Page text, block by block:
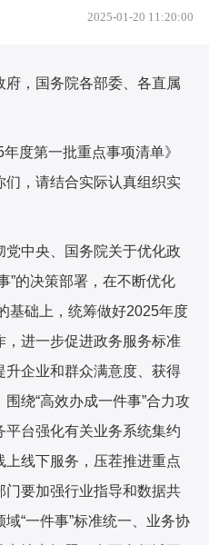
2025-01-20 11:20:00
，国务院各部委、各直属
年度第一批重点事项清单》
们，请结合实际认真组织实
中央、国务院关于优化政
”的决策部署，在不断优化
基础上，统筹做好2025年度
进一步促进政务服务标准
企业和群众满意度、获得
绕“高效办成一件事”合力攻
台强化有关业务系统集约
线下服务，压茬推进重点
要加强行业指导和数据共
“一件事”标准统一、业务协